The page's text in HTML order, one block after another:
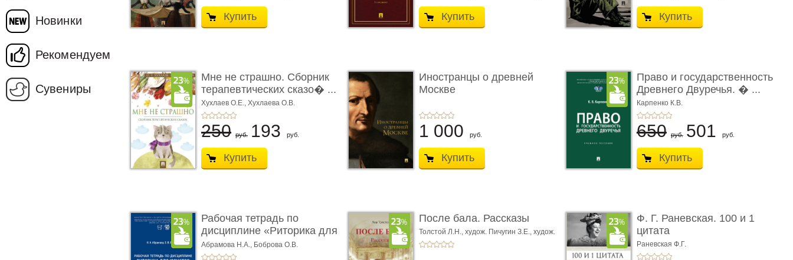
Новинки
Рекомендуем
Сувениры
Купить Купить Купить
Мне не страшно. Сборник
терапевтических сказо� ...
Хухлаев О.Е., Хухлаева О.В.
250 руб. 193 руб.
Купить
Иностранцы о древней
Москве
1 000 руб.
Купить
Право и государственность
Древнего Двуречья. � ...
Карпенко К.В.
650 руб. 501 руб.
Купить
Рабочая тетрадь по
дисциплине «Риторика для
ю� ...
Абрамова Н.А., Боброва О.В.
После бала. Рассказы
Толстой Л.Н., худож. Пичугин З.Е., худож.
Лебедев А.И.,
Ф. Г. Раневская. 100 и 1
цитата
Раневская Ф.Г.